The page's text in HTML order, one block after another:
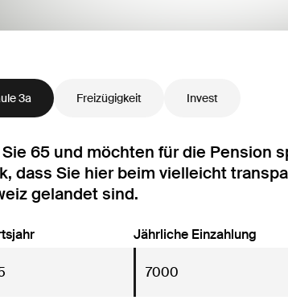
3a Freizügigkeit Invest
65 und möchten für die Pension
dass Sie hier beim vielleicht
gelandet sind.
Jährliche Einzahlung